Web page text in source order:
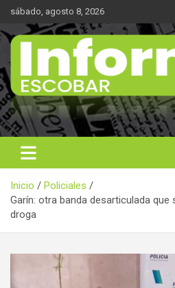
Saltar
contenido
sábado, agosto 8, 2026
Informe 21
Noticas reales
Inicio
Policiales
Garín: otra banda desarticulada que
droga